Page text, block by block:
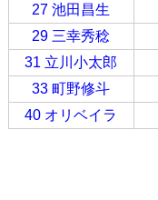
27 池田昌生
29 三幸秀稔
31 立川小太郎
33 町野修斗
40 オリベイラ